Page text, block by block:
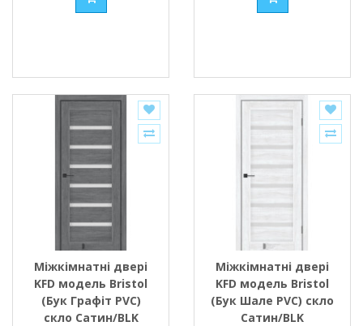
Міжкімнатні двері
KFD модель Bristol
(Бук Графіт PVC)
скло Сатин/BLK
Міжкімнатні двері
KFD модель Bristol
(Бук Шале PVC) скло
Сатин/BLK